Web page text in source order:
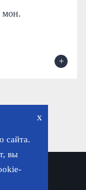
мон.
+
x
сайта.
вы